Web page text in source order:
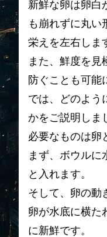
新鮮な卵は卵白
も崩れずに丸い
栄えを左右しま
また、鮮度を見
防ぐことも可能
では、どのよう
かをご説明しま
必要なものは卵
まず、ボウルに
と入れます。
そして、卵の動
卵が水底に横た
に新鮮です。